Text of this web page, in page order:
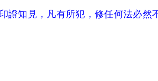
證知見，凡有所犯，修任何法必然